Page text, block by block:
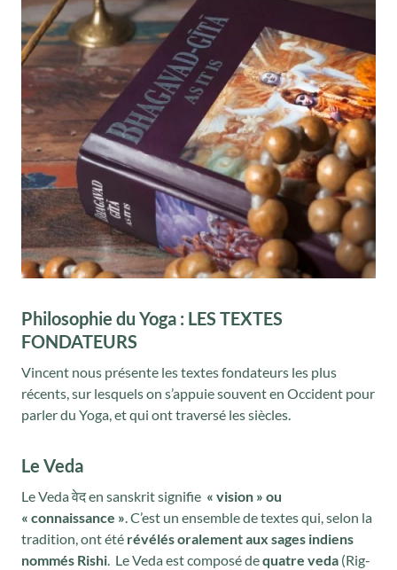
Philosophie du Yoga : LES TEXTES
FONDATEURS
Vincent nous présente les textes fondateurs les plus
récents, sur lesquels on s’appuie souvent en Occident pour
parler du Yoga, et qui ont traversé les siècles.
Le Veda
Le Veda वेद en sanskrit signifie « vision » ou
« connaissance ». C’est un ensemble de textes qui, selon la
tradition, ont été révélés oralement aux sages indiens
nommés Rishi. Le Veda est composé dequatre veda (Rig-